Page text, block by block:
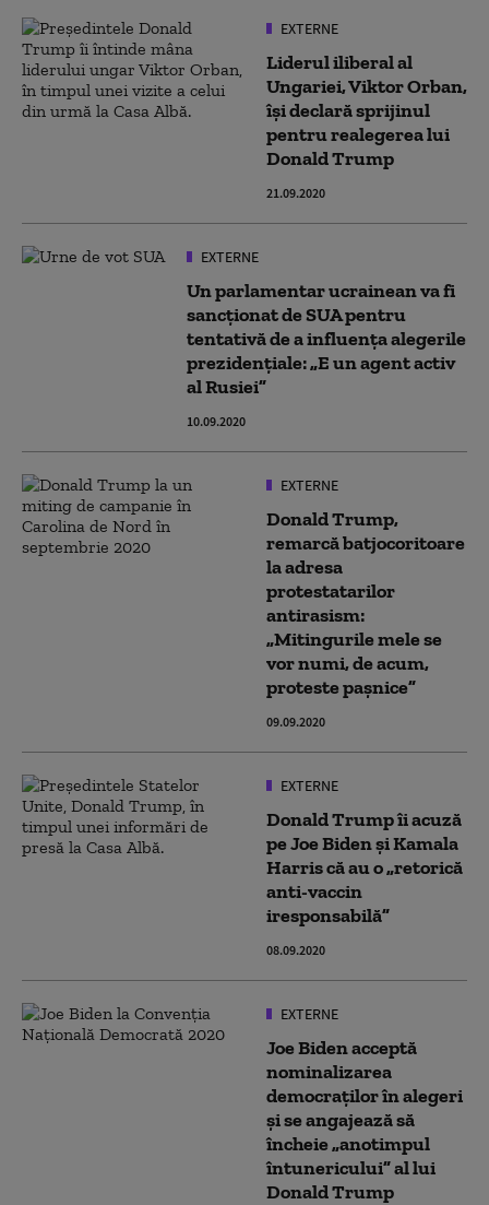
EXTERNE
Liderul iliberal al
Ungariei, Viktor Orban,
își declară sprijinul
pentru realegerea lui
Donald Trump
21.09.2020
EXTERNE
Un parlamentar ucrainean va fi
sancționat de SUA pentru
tentativă de a influența alegerile
prezidențiale: „E un agent activ
al Rusiei”
10.09.2020
EXTERNE
Donald Trump,
remarcă batjocoritoare
la adresa
protestatarilor
antirasism:
„Mitingurile mele se
vor numi, de acum,
proteste pașnice”
09.09.2020
EXTERNE
Donald Trump îi acuză
pe Joe Biden și Kamala
Harris că au o „retorică
anti-vaccin
iresponsabilă”
08.09.2020
EXTERNE
Joe Biden acceptă
nominalizarea
democraților în alegeri
și se angajează să
încheie „anotimpul
întunericului” al lui
Donald Trump